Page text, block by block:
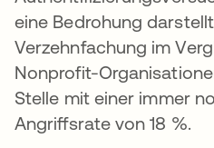
eine Bedrohung
Verzehnfachung im
Nonprofit-
Stelle mit einer immer
Angriffsrate von 18 %.